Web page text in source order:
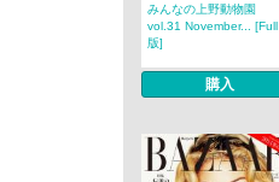
みんなの上野動物園
vol.31 November... [Full
版]
購入